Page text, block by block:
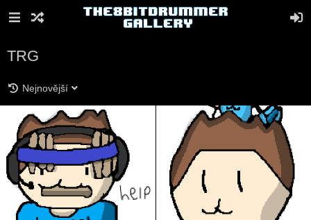
TRG
Nejnovější